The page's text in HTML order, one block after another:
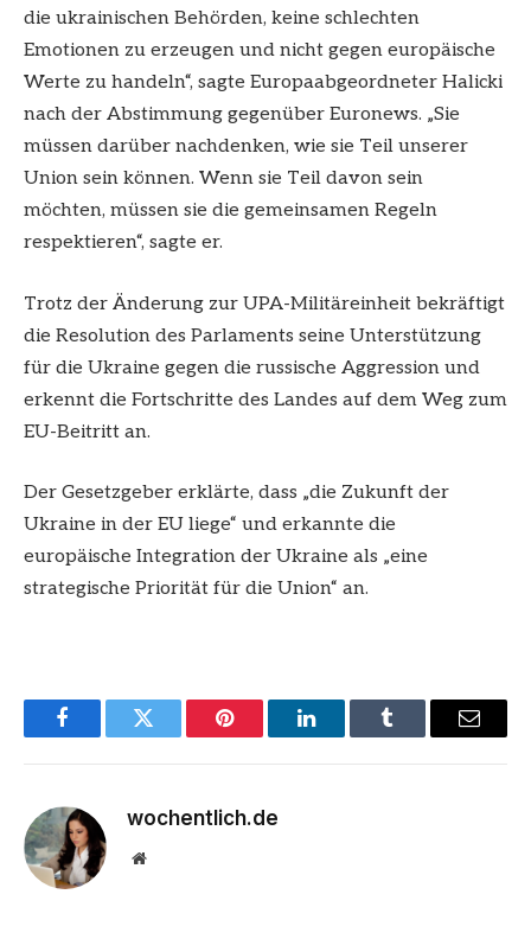
die ukrainischen Behörden, keine schlechten
Emotionen zu erzeugen und nicht gegen europäische
Werte zu handeln“, sagte Europaabgeordneter Halicki
nach der Abstimmung gegenüber Euronews. „Sie
müssen darüber nachdenken, wie sie Teil unserer
Union sein können. Wenn sie Teil davon sein
möchten, müssen sie die gemeinsamen Regeln
respektieren“, sagte er.
Trotz der Änderung zur UPA-Militäreinheit bekräftigt
die Resolution des Parlaments seine Unterstützung
für die Ukraine gegen die russische Aggression und
erkennt die Fortschritte des Landes auf dem Weg zum
EU-Beitritt an.
Der Gesetzgeber erklärte, dass „die Zukunft der
Ukraine in der EU liege“ und erkannte die
europäische Integration der Ukraine als „eine
strategische Priorität für die Union“ an.
FacebookTwitter Pinterest LinkedInTumblr Email
wochentlich.de
Website